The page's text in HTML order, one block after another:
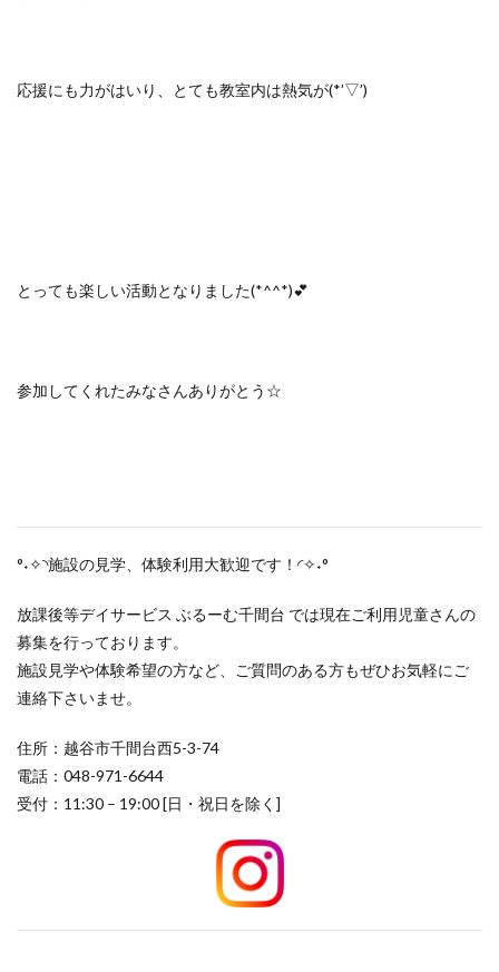
応援にも力がはいり、とても教室内は熱気が(*’▽’)
とっても楽しい活動となりました(*^^*)💕
参加してくれたみなさんありがとう☆
°˖✧◝施設の見学、体験利用大歓迎です！◜✧˖°
放課後等デイサービス ぶるーむ千間台 では現在ご利用児童さんの
募集を行っております。
施設見学や体験希望の方など、ご質問のある方もぜひお気軽にご
連絡下さいませ。
住所：越谷市千間台西5-3-74
電話：048-971-6644
受付：11:30 – 19:00 [日・祝日を除く]